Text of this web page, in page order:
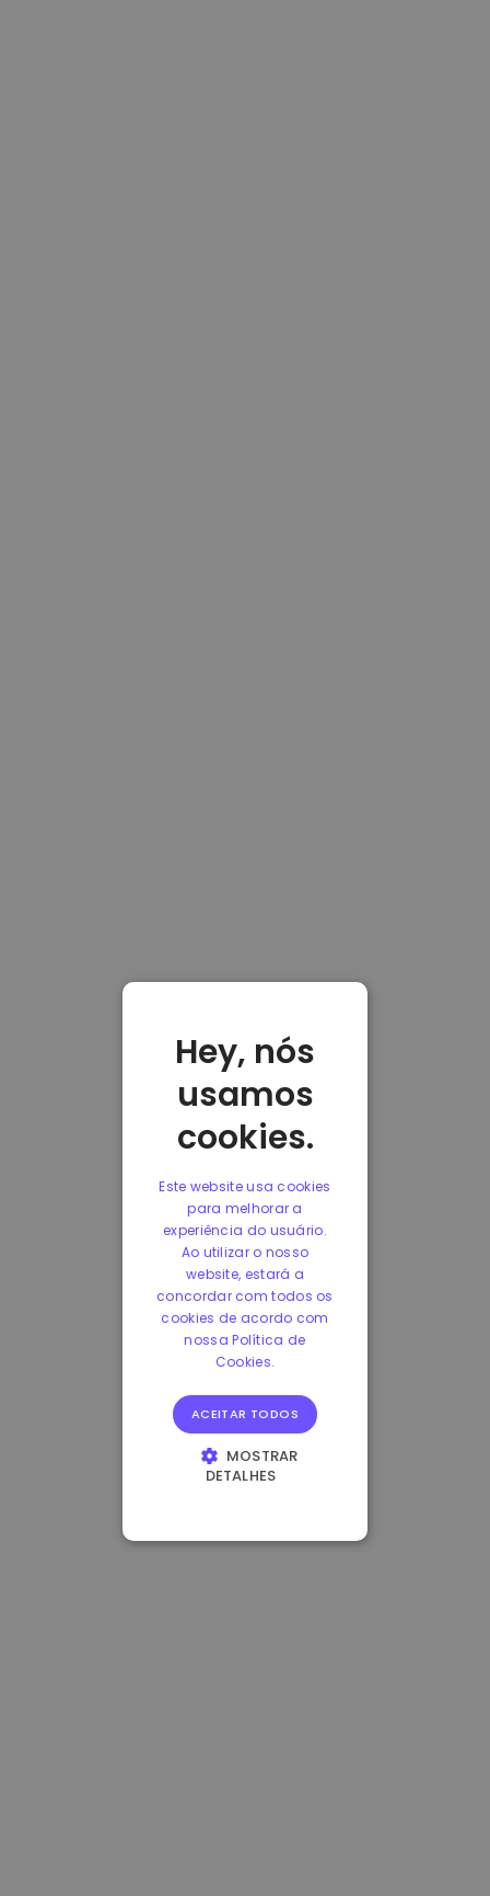
Hey, nós
usamos
cookies.
Este website usa cookies
para melhorar a
experiência do usuário.
Ao utilizar o nosso
website, estará a
concordar com todos os
cookies de acordo com
nossa Política de
Cookies.
ACEITAR TODOS
MOSTRAR
DETALHES